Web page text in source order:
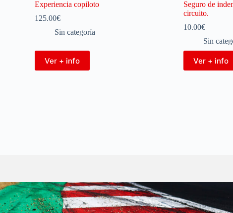
Experiencia copiloto
125.00€
Sin categoría
Ver + info
Seguro de
circuito.
10.00€
Sin
Ver + info